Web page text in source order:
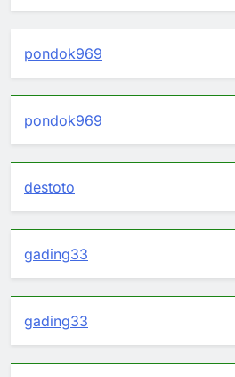
pondok969
pondok969
destoto
gading33
gading33